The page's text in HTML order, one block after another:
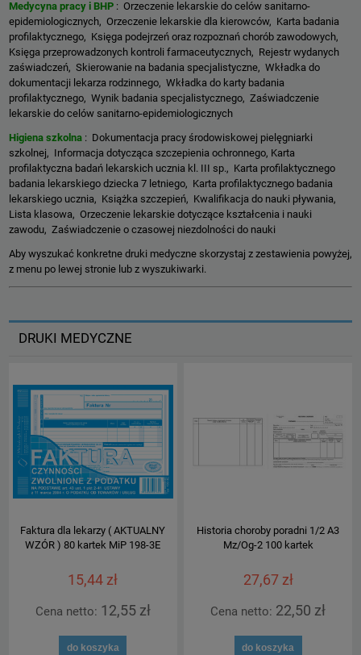
Medycyna pracy i BHP : Orzeczenie lekarskie do celów sanitarno-
epidemiologicznych, Orzeczenie lekarskie dla kierowców, Karta badania
profilaktycznego, Księga podejrzeń oraz rozpoznań chorób zawodowych,
Księga przeprowadzonych kontroli farmaceutycznych, Rejestr wydanych
zaświadczeń, Skierowanie na badania specjalistyczne, Wkładka do
dokumentacji lekarza rodzinnego, Wkładka do karty badania
profilaktycznego, Wynik badania specjalistycznego, Zaświadczenie
lekarskie do celów sanitarno-epidemiologicznych
Higiena szkolna : Dokumentacja pracy środowiskowej pielęgniarki
szkolnej, Informacja dotycząca szczepienia ochronnego, Karta
profilaktyczna badań lekarskich ucznia kl. III sp., Karta profilaktycznego
badania lekarskiego dziecka 7 letniego, Karta profilaktycznego badania
lekarskiego ucznia, Książka szczepień, Kwalifikacja do nauki pływania,
Lista klasowa, Orzeczenie lekarskie dotyczące kształcenia i nauki
zawodu, Zaświadczenie o czasowej niezdolności do nauki
Aby wyszukać konkretne druki medyczne skorzystaj z zestawienia powyżej,
z menu po lewej stronie lub z wyszukiwarki.
DRUKI MEDYCZNE
Faktura dla lekarzy ( AKTUALNY
WZÓR ) 80 kartek MiP 198-3E
15,44 zł
Cena netto: 12,55 zł
do koszyka
Historia choroby poradni 1/2 A3
Mz/Og-2 100 kartek
27,67 zł
Cena netto: 22,50 zł
do koszyka